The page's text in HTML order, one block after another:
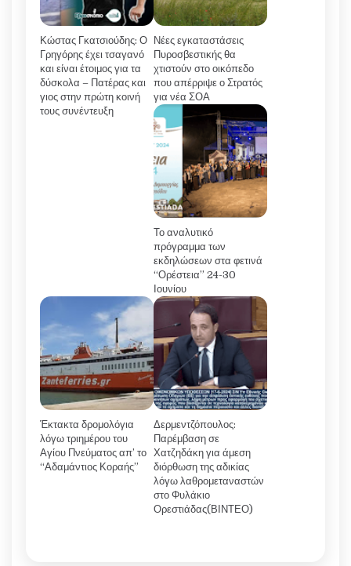
Κώστας Γκατσιούδης: Ο
Γρηγόρης έχει τσαγανό
και είναι έτοιμος για τα
δύσκολα – Πατέρας και
γιος στην πρώτη κοινή
τους συνέντευξη
Νέες εγκαταστάσεις
Πυροσβεστικής θα
χτιστούν στο οικόπεδο
που απέρριψε ο Στρατός
για νέα ΣΟΑ
Το αναλυτικό
πρόγραμμα των
εκδηλώσεων στα φετινά
“Ορέστεια” 24-30
Ιουνίου
Έκτακτα δρομολόγια
λόγω τριημέρου του
Αγίου Πνεύματος απ’ το
“Αδαμάντιος Κοραής”
Δερμεντζόπουλος:
Παρέμβαση σε
Χατζηδάκη για άμεση
διόρθωση της αδικίας
λόγω λαθρομεταναστών
στο Φυλάκιο
Ορεστιάδας(ΒΙΝΤΕΟ)